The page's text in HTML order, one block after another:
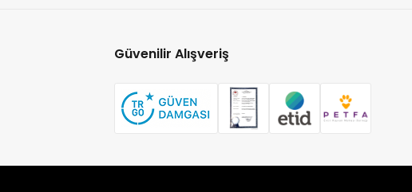
Güvenilir Alışveriş